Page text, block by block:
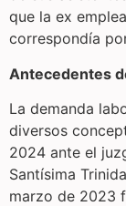
que la ex
correspondía
Antecedentes
La demanda
diversos
2024 ante el
Santísima
marzo de 2023